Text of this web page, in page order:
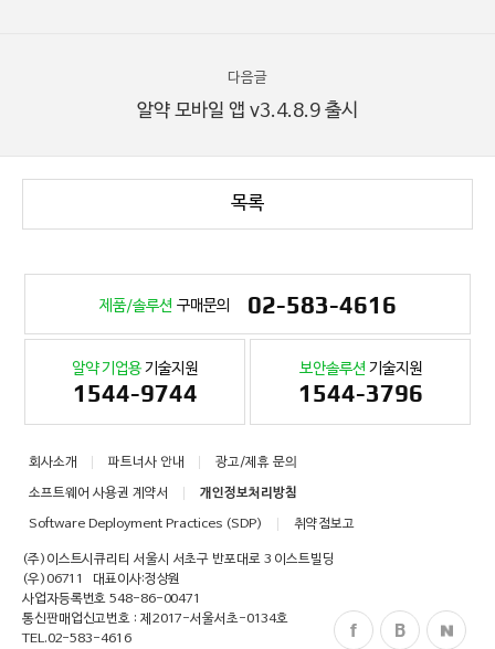
다음글
알약 모바일 앱 v3.4.8.9 출시
목록
제품/솔루션 구매문의 02-583-4616
알약 기업용기술지원
1544-9744
보안솔루션 기술지원
1544-3796
회사소개 파트너사 안내
광고/제휴 문의
소프트웨어 사용권 계약서
개인정보처리방침
Software Deployment Practices (SDP)
취약점보고
(주)이스트시큐리티 서울시 서초구 반포대로 3 이스트빌딩
(우)06711
대표이사:정상원
사업자등록번호 548-86-00471
통신판매업신고번호 : 제2017-서울서초-0134호
TEL.02-583-4616